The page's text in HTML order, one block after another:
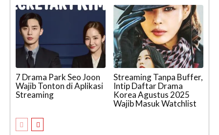
7 Drama Park Seo Joon
Wajib Tonton di Aplikasi
Streaming
Streaming Tanpa Buffer,
Intip Daftar Drama
Korea Agustus 2025
Wajib Masuk Watchlist